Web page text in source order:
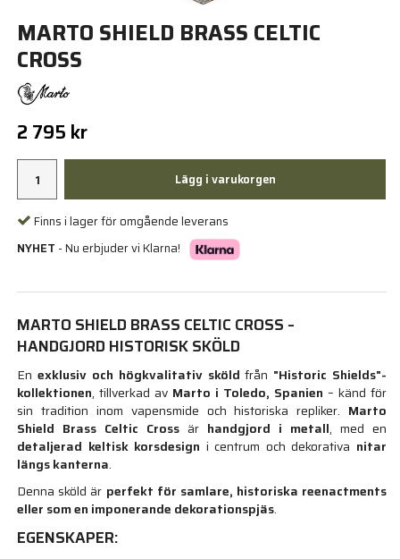
MARTO SHIELD BRASS CELTIC
CROSS
2 795 kr
Lägg i varukorgen
Finns i lager för omgående leverans
NYHET - Nu erbjuder vi Klarna!
MARTO SHIELD BRASS CELTIC CROSS –
HANDGJORD HISTORISK SKÖLD
Enexklusiv och högkvalitativ sköld från "Historic Shields"-
kollektionen, tillverkad av Marto i Toledo, Spanien – känd för
sin tradition inom vapensmide och historiska repliker. Marto
Shield Brass Celtic Cross är handgjord i metall, med en
detaljerad keltisk korsdesign i centrum och dekorativa nitar
längs kanterna.
Denna sköld är perfekt för samlare, historiska reenactments
eller som en imponerande dekorationspjäs.
EGENSKAPER: